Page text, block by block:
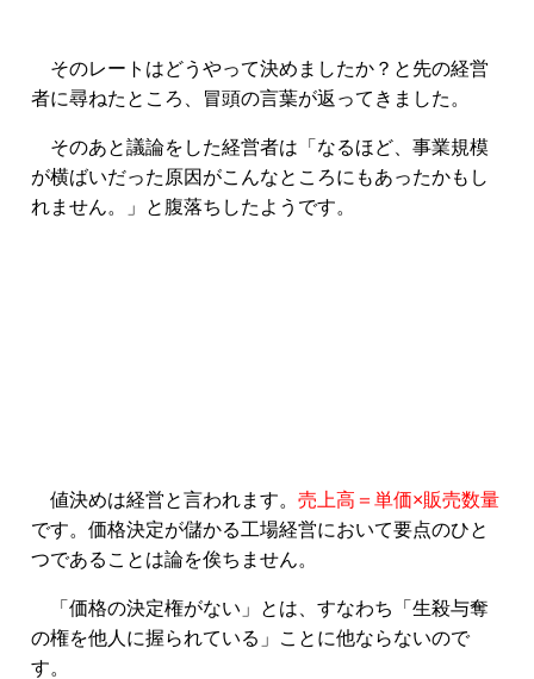
そのレートはどうやって決めましたか？と先の経営
者に尋ねたところ、冒頭の言葉が返ってきました。
そのあと議論をした経営者は「なるほど、事業規模
が横ばいだった原因がこんなところにもあったかもし
れません。」と腹落ちしたようです。
値決めは経営と言われます。売上高＝単価×販売数量
です。価格決定が儲かる工場経営において要点のひと
つであることは論を俟ちません。
「価格の決定権がない」とは、すなわち「生殺与奪
の権を他人に握られている」ことに他ならないので
す。